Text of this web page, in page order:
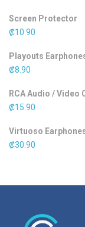
Screen Protector
₡10.90
Playouts
₡8.90
RCA Audio / Video
₡15.90
Virtuoso
₡30.90